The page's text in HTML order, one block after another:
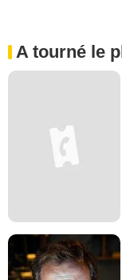
A tourné le